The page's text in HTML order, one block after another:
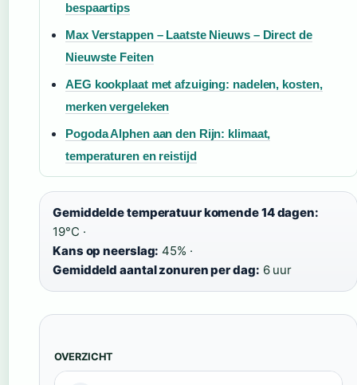
bespaartips
Max Verstappen – Laatste Nieuws – Direct de
Nieuwste Feiten
AEG kookplaat met afzuiging: nadelen, kosten,
merken vergeleken
Pogoda Alphen aan den Rijn: klimaat,
temperaturen en reistijd
Gemiddelde temperatuur komende 14 dagen:
19°C ·
Kans op neerslag: 45% ·
Gemiddeld aantal zonuren per dag: 6 uur
OVERZICHT